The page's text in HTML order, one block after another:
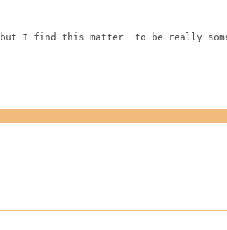
but I find this matter  to be really